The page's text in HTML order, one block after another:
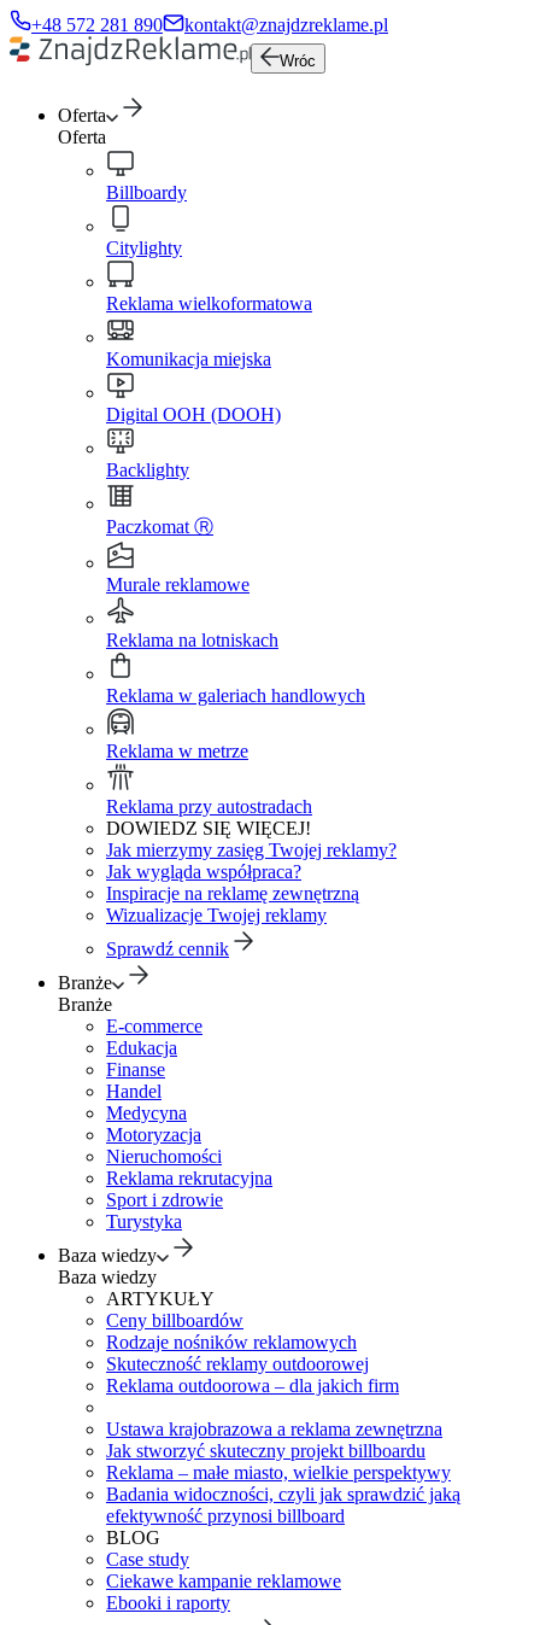
+48 572 281 890 kontakt@znajdzreklame.pl
Wróc
Oferta
Oferta
Billboardy
Citylighty
Reklama wielkoformatowa
Komunikacja miejska
Digital OOH (DOOH)
Backlighty
Paczkomat Ⓡ
Murale reklamowe
Reklama na lotniskach
Reklama w galeriach handlowych
Reklama w metrze
Reklama przy autostradach
DOWIEDZ SIĘ WIĘCEJ!
Jak mierzymy zasięg Twojej reklamy?
Jak wygląda współpraca?
Inspiracje na reklamę zewnętrzną
Wizualizacje Twojej reklamy
Sprawdź cennik
Branże
Branże
E-commerce
Edukacja
Finanse
Handel
Medycyna
Motoryzacja
Nieruchomości
Reklama rekrutacyjna
Sport i zdrowie
Turystyka
Baza wiedzy
Baza wiedzy
ARTYKUŁY
Ceny billboardów
Rodzaje nośników reklamowych
Skuteczność reklamy outdoorowej
Reklama outdoorowa – dla jakich firm
Ustawa krajobrazowa a reklama zewnętrzna
Jak stworzyć skuteczny projekt billboardu
Reklama – małe miasto, wielkie perspektywy
Badania widoczności, czyli jak sprawdzić jaką
efektywność przynosi billboard
BLOG
Case study
Ciekawe kampanie reklamowe
Ebooki i raporty